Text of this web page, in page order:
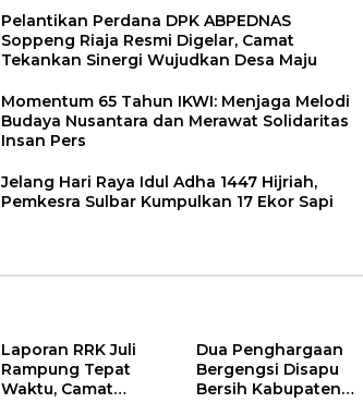
Pelantikan Perdana DPK ABPEDNAS
Soppeng Riaja Resmi Digelar, Camat
Tekankan Sinergi Wujudkan Desa Maju
Momentum 65 Tahun IKWI: Menjaga Melodi
Budaya Nusantara dan Merawat Solidaritas
Insan Pers
Jelang Hari Raya Idul Adha 1447 Hijriah,
Pemkesra Sulbar Kumpulkan 17 Ekor Sapi
Laporan RRK Juli
Rampung Tepat
Waktu, Camat
Dua Penghargaan
Bergengsi Disapu
Bersih Kabupaten